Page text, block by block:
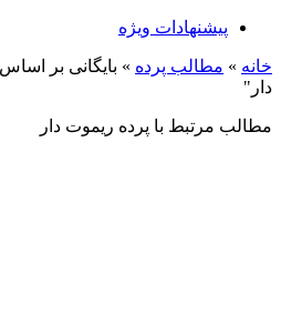
پیشنهادات ویژه
خانه » مطالب پرده » بایگانی بر
دار"
مطالب مرتبط با پرده ریموت دار